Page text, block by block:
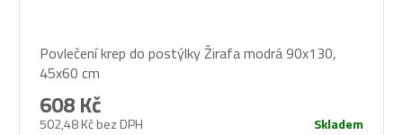
Povlečení krep do postýlky Žirafa modrá 90x130,
45x60 cm
502,48 Kč bez DPH
608 Kč
Skladem